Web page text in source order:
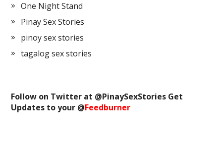
One Night Stand
Pinay Sex Stories
pinoy sex stories
tagalog sex stories
Follow on Twitter at @PinaySexStories Get
Updates to your @Feedburner